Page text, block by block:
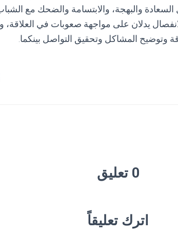
السعادة والبهجة، والابتسامة والضحك مع
يدلان على مواجهة صعوبات في العلاقة،
وتوضيح المشاكل وتحقيق التواصل بينكما.
0 تعليق
اترك تعليقاً